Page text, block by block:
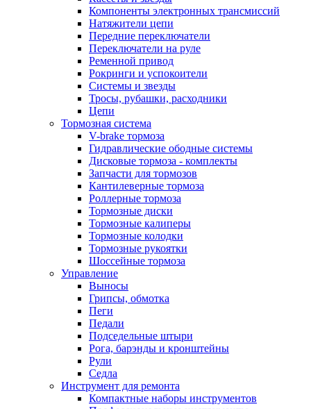
Компоненты электронных трансмиссий
Натяжители цепи
Передние переключатели
Переключатели на руле
Ременной привод
Рокринги и успокоители
Системы и звезды
Тросы, рубашки, расходники
Цепи
Тормозная система
V-brake тормоза
Гидравлические ободные системы
Дисковые тормоза - комплекты
Запчасти для тормозов
Кантилеверные тормоза
Роллерные тормоза
Тормозные диски
Тормозные калиперы
Тормозные колодки
Тормозные рукоятки
Шоссейные тормоза
Управление
Выносы
Грипсы, обмотка
Пеги
Педали
Подседельные штыри
Рога, барэнды и кронштейны
Рули
Седла
Инструмент для ремонта
Компактные наборы инструментов